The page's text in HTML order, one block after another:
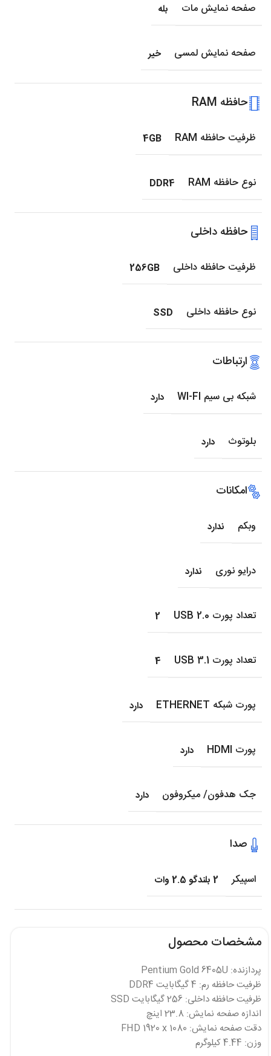
صفحه نمایش مات بله
صفحه نمایش لمسی خیر
حافظه RAM
ظرفیت حافظه RAM 4GB
نوع حافظه RAM DDR4
حافظه داخلی
ظرفیت حافظه داخلی 256GB
نوع حافظه داخلی SSD
ارتباطات
شبکه بی سیم WI-FI دارد
بلوتوث دارد
امکانات
وبکم ندارد
درایو نوری ندارد
تعداد پورت USB 2.0 2
تعداد پورت USB 3.1 4
پورت شبکه ETHERNET دارد
پورت HDMI دارد
جک هدفون/ میکروفون دارد
صدا
اسپیکر 2 بلندگو 2.5 وات
مشخصات محصول
پردازنده: Pentium Gold 6405U
ظرفیت حافظه رم: 4 گیگابایت DDR4
ظرفیت حافظه داخلی: 256 گیگابایت SSD
اندازه صفحه نمایش: 23.8 اینچ
دقت صفحه نمایش: FHD 1920 x 1080
وزن: 4.44 کیلوگرم